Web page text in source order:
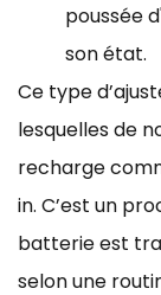
poussée
son état.
Ce type
lesquelles de
recharge
in. C’est un
batterie est
selon une